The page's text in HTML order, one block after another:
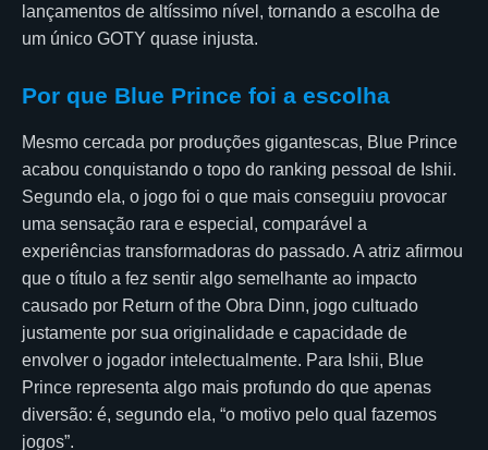
lançamentos de altíssimo nível, tornando a escolha de
um único GOTY quase injusta.
Por que Blue Prince foi a escolha
Mesmo cercada por produções gigantescas, Blue Prince
acabou conquistando o topo do ranking pessoal de Ishii.
Segundo ela, o jogo foi o que mais conseguiu provocar
uma sensação rara e especial, comparável a
experiências transformadoras do passado. A atriz afirmou
que o título a fez sentir algo semelhante ao impacto
causado por Return of the Obra Dinn, jogo cultuado
justamente por sua originalidade e capacidade de
envolver o jogador intelectualmente. Para Ishii, Blue
Prince representa algo mais profundo do que apenas
diversão: é, segundo ela, “o motivo pelo qual fazemos
jogos”.